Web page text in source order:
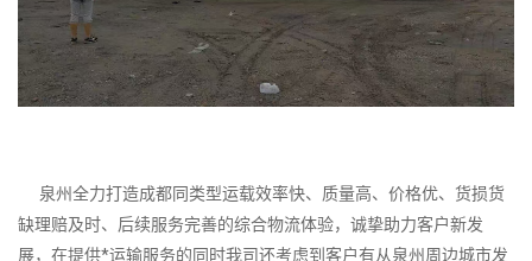
泉州全力打造成都同类型运载效率快、质量高、价格优、货损货
缺理赔及时、后续服务完善的综合物流体验，诚挚助力客户新发
展，在提供*运输服务的同时我司还考虑到客户有从泉州周边城市发